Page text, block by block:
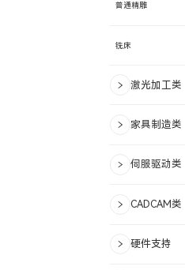
普通精雕
铣床
激光加工类
家具制造类
伺服驱动类
CADCAM类
硬件支持